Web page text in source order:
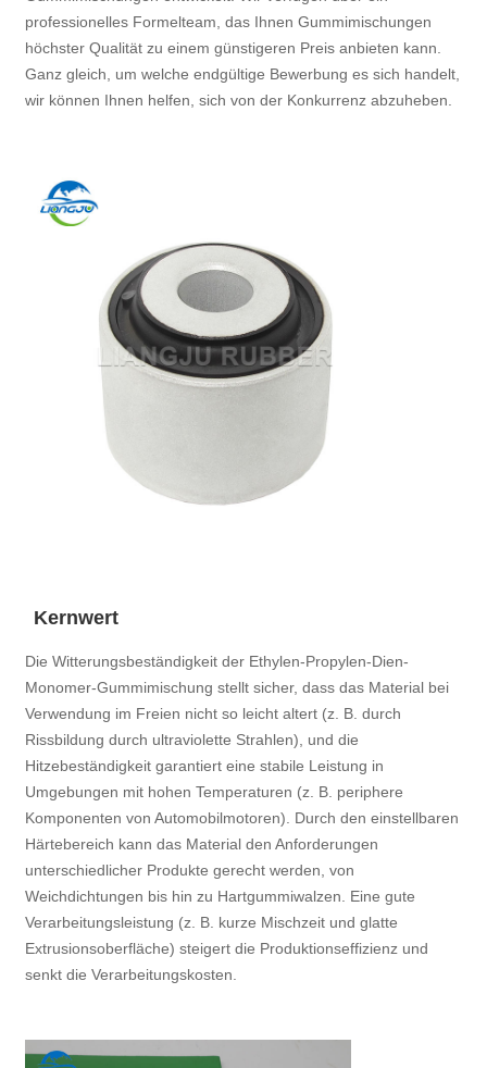
professionelles Formelteam, das Ihnen Gummimischungen
höchster Qualität zu einem günstigeren Preis anbieten kann.
Ganz gleich, um welche endgültige Bewerbung es sich handelt,
wir können Ihnen helfen, sich von der Konkurrenz abzuheben.
Kernwert
Die Witterungsbeständigkeit der Ethylen-Propylen-Dien-
Monomer-Gummimischung stellt sicher, dass das Material bei
Verwendung im Freien nicht so leicht altert (z. B. durch
Rissbildung durch ultraviolette Strahlen), und die
Hitzebeständigkeit garantiert eine stabile Leistung in
Umgebungen mit hohen Temperaturen (z. B. periphere
Komponenten von Automobilmotoren). Durch den einstellbaren
Härtebereich kann das Material den Anforderungen
unterschiedlicher Produkte gerecht werden, von
Weichdichtungen bis hin zu Hartgummiwalzen. Eine gute
Verarbeitungsleistung (z. B. kurze Mischzeit und glatte
Extrusionsoberfläche) steigert die Produktionseffizienz und
senkt die Verarbeitungskosten.